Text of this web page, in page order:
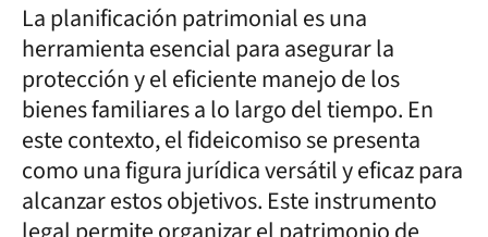
La planificación patrimonial es una
herramienta esencial para asegurar la
protección y el eficiente manejo de los
bienes familiares a lo largo del tiempo. En
este contexto, el fideicomiso se presenta
como una figura jurídica versátil y eficaz para
alcanzar estos objetivos. Este instrumento